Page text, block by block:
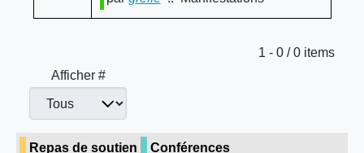
Limite de la pagination
1 - 0 / 0 items
Afficher #
Repas de soutien Conférences